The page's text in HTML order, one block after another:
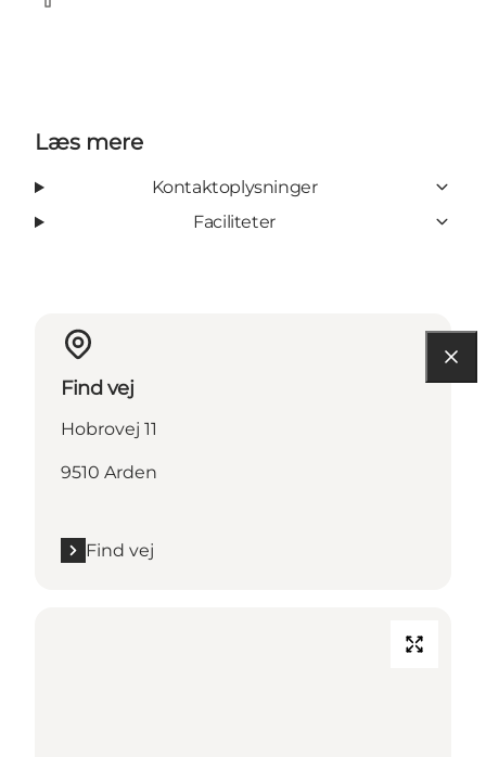
Facebook
Læs mere
Kontaktoplysninger
Faciliteter
Find vej
Hobrovej 11
9510 Arden
Find vej